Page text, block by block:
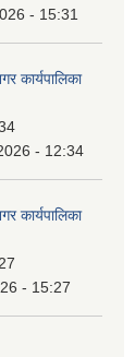
- 15:31
कार्यपालिका
- 12:34
कार्यपालिका
- 15:27